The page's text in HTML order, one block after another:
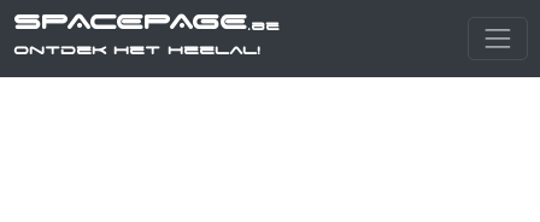
SPACEPAGE.be
Ontdek het heelal!